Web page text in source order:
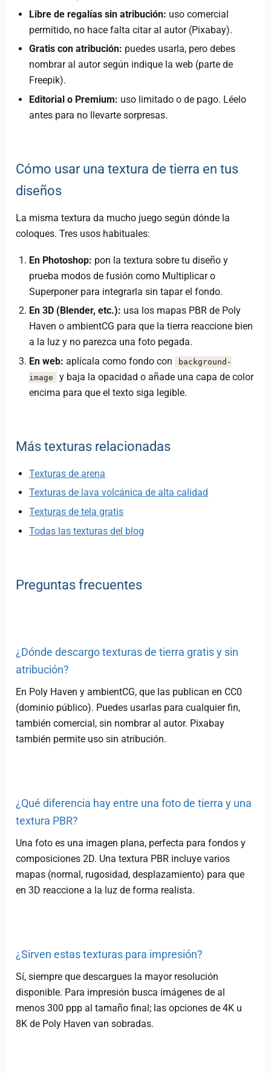
Libre de regalías sin atribución: uso comercial
permitido, no hace falta citar al autor (Pixabay).
Gratis con atribución: puedes usarla, pero debes
nombrar al autor según indique la web (parte de
Freepik).
Editorial o Premium: uso limitado o de pago. Léelo
antes para no llevarte sorpresas.
Cómo usar una textura de tierra en tus
diseños
La misma textura da mucho juego según dónde la
coloques. Tres usos habituales:
En Photoshop: pon la textura sobre tu diseño y
prueba modos de fusión como Multiplicar o
Superponer para integrarla sin tapar el fondo.
En 3D (Blender, etc.): usa los mapas PBR de Poly
Haven o ambientCG para que la tierra reaccione bien
a la luz y no parezca una foto pegada.
En web: aplícala como fondo con
background-
image
y baja la opacidad o añade una capa de color
encima para que el texto siga legible.
Más texturas relacionadas
Texturas de arena
Texturas de lava volcánica de alta calidad
Texturas de tela gratis
Todas las texturas del blog
Preguntas frecuentes
¿Dónde descargo texturas de tierra gratis y sin
atribución?
En Poly Haven y ambientCG, que las publican en CC0
(dominio público). Puedes usarlas para cualquier fin,
también comercial, sin nombrar al autor. Pixabay
también permite uso sin atribución.
¿Qué diferencia hay entre una foto de tierra y una
textura PBR?
Una foto es una imagen plana, perfecta para fondos y
composiciones 2D. Una textura PBR incluye varios
mapas (normal, rugosidad, desplazamiento) para que
en 3D reaccione a la luz de forma realista.
¿Sirven estas texturas para impresión?
Sí, siempre que descargues la mayor resolución
disponible. Para impresión busca imágenes de al
menos 300 ppp al tamaño final; las opciones de 4K u
8K de Poly Haven van sobradas.